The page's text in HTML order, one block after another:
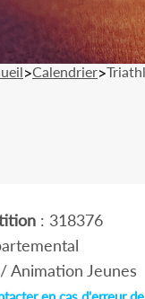
>Calendrier>
: 318376
Animation Jeunes